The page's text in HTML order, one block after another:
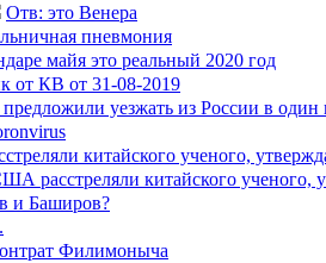
Отв: это Венера
пневмония
майя это реальный 2020 год
от КВ от 31-08-2019
уезжать из России в один
китайского ученого,
расстреляли китайского ученого,
и Баширов?
Филимоныча